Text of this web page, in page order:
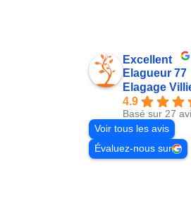
Excellent
Elagueur 77
Elagage
4.9
Basé sur 27
Voir tous les avis
Évaluez-nous sur